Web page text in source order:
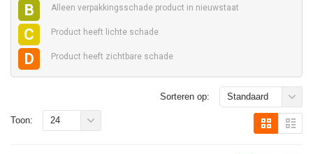
B Alleen verpakkingsschade product in nieuwstaat
C Product heeft lichte schade
D Product heeft zichtbare schade
Sorteren op: Standaard
Toon: 24